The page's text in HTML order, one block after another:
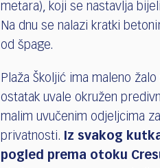
metara), koji se nastavlja
Na dnu se nalazi kratki
od špage.
Plaža Školjić ima maleno
ostatak uvale okružen
malim uvučenim odjeljcima
privatnosti.
Iz svakog
pogled prema otoku